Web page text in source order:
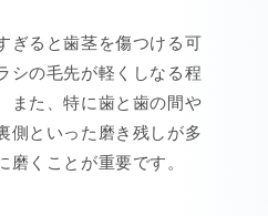
ぎると歯茎を傷つける可
シの毛先が軽くしなる程
また、特に歯と歯の間や
側といった磨き残しが多
磨くことが重要です。